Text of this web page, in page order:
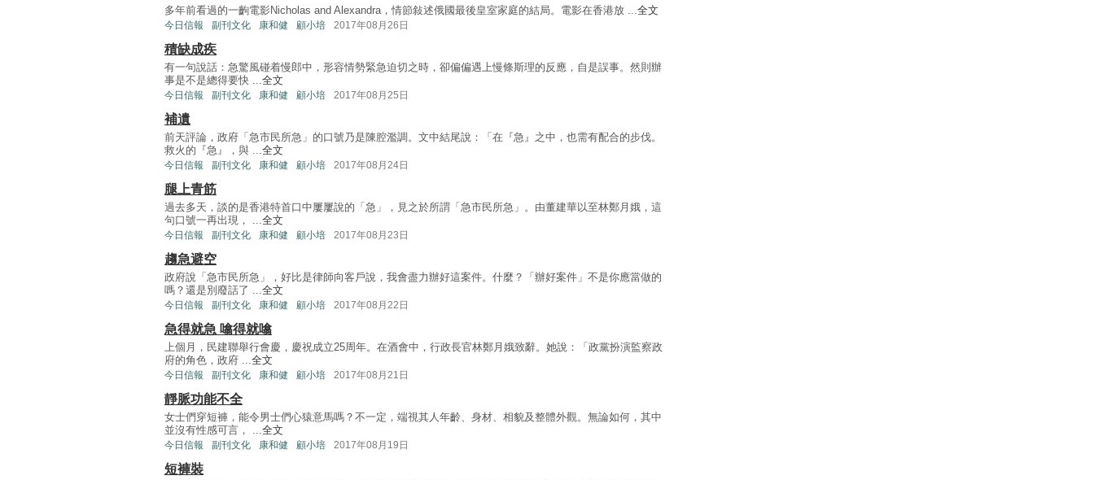
多年前看過的一齣電影Nicholas and Alexandra，情節敍述俄國最後皇室家庭的結局。電影在香港放 ...全文
今日信報 副刊文化 康和健 顧小培 2017年08月26日
積缺成疾
有一句說話：急驚風碰着慢郎中，形容情勢緊急迫切之時，卻偏偏遇上慢條斯理的反應，自是誤事。然則辦
事是不是總得要快 ...全文
今日信報 副刊文化 康和健 顧小培 2017年08月25日
補遺
前天評論，政府「急市民所急」的口號乃是陳腔濫調。文中結尾說：「在『急』之中，也需有配合的步伐。
救火的『急』，與 ...全文
今日信報 副刊文化 康和健 顧小培 2017年08月24日
腿上青筋
過去多天，談的是香港特首口中屢屢說的「急」，見之於所謂「急市民所急」。由董建華以至林鄭月娥，這
句口號一再出現， ...全文
今日信報 副刊文化 康和健 顧小培 2017年08月23日
趨急避空
政府說「急市民所急」，好比是律師向客戶說，我會盡力辦好這案件。什麼？「辦好案件」不是你應當做的
嗎？還是別廢話了 ...全文
今日信報 副刊文化 康和健 顧小培 2017年08月22日
急得就急 噏得就噏
上個月，民建聯舉行會慶，慶祝成立25周年。在酒會中，行政長官林鄭月娥致辭。她說：「政黨扮演監察政
府的角色，政府 ...全文
今日信報 副刊文化 康和健 顧小培 2017年08月21日
靜脈功能不全
女士們穿短褲，能令男士們心猿意馬嗎？不一定，端視其人年齡、身材、相貌及整體外觀。無論如何，其中
並沒有性感可言， ...全文
今日信報 副刊文化 康和健 顧小培 2017年08月19日
短褲裝